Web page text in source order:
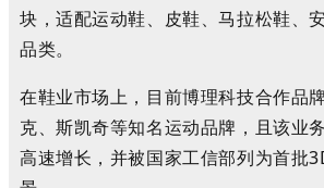
块，适配运动鞋、皮鞋、马拉松鞋、
品类。
在鞋业市场上，目前博理科技合作品
克、斯凯奇等知名运动品牌，且该业
高速增长，并被国家工信部列为首批